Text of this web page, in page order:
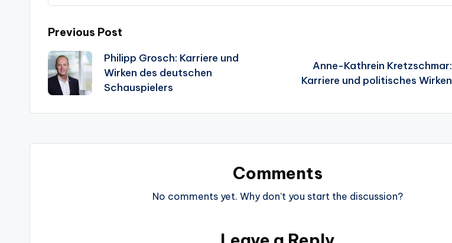
Post
navigation
Previous Post
Philipp Grosch: Karriere und
Wirken des deutschen
Schauspielers
Anne-Kathrein Kretzschmar:
Karriere und politisches Wirken
Comments
No comments yet. Why don’t you start the discussion?